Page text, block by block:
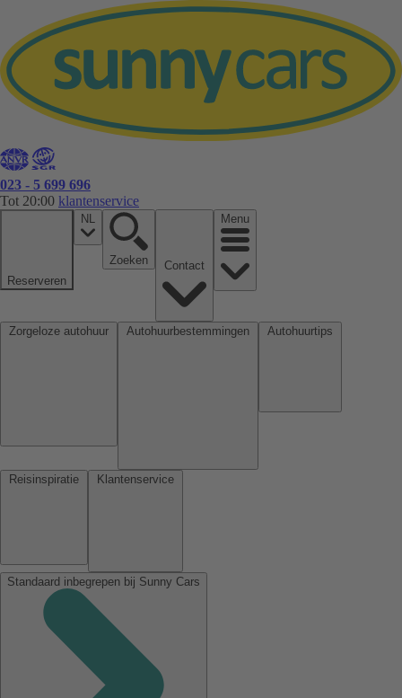
023 - 5 699 696
Tot 20:00 klantenservice
Reserveren
NL
Zoeken
Menu
Standaard inbegrepen bij Sunny Cars